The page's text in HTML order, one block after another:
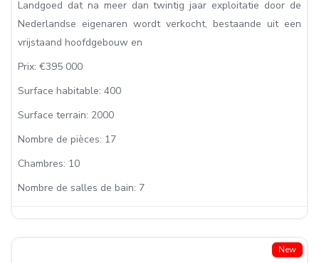
Landgoed dat na meer dan twintig jaar exploitatie door de
Nederlandse eigenaren wordt verkocht, bestaande uit een
vrijstaand hoofdgebouw en
Prix: €395 000
Surface habitable: 400
Surface terrain: 2000
Nombre de pièces: 17
Chambres: 10
Nombre de salles de bain: 7
New